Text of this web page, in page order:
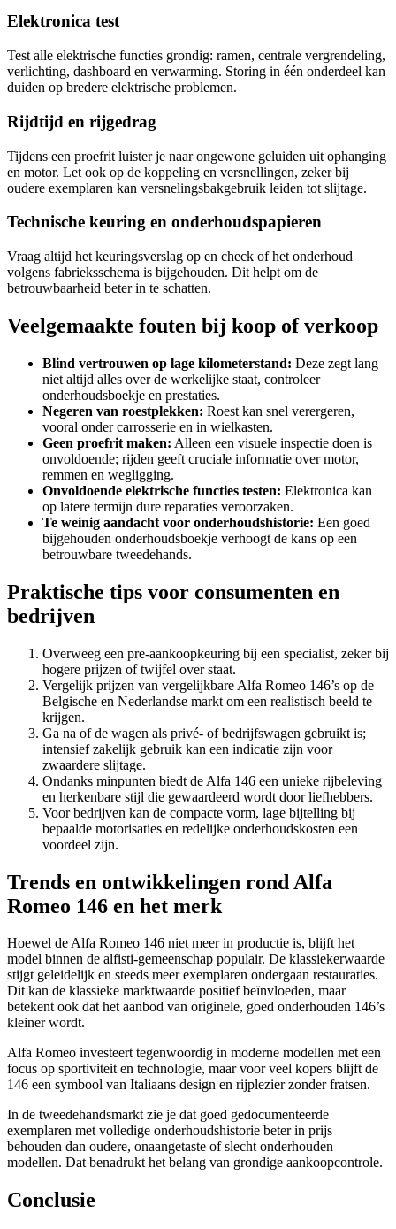
Elektronica test
Test alle elektrische functies grondig: ramen, centrale vergrendeling,
verlichting, dashboard en verwarming. Storing in één onderdeel kan
duiden op bredere elektrische problemen.
Rijdtijd en rijgedrag
Tijdens een proefrit luister je naar ongewone geluiden uit ophanging
en motor. Let ook op de koppeling en versnellingen, zeker bij
oudere exemplaren kan versnelingsbakgebruik leiden tot slijtage.
Technische keuring en onderhoudspapieren
Vraag altijd het keuringsverslag op en check of het onderhoud
volgens fabrieksschema is bijgehouden. Dit helpt om de
betrouwbaarheid beter in te schatten.
Veelgemaakte fouten bij koop of verkoop
Blind vertrouwen op lage kilometerstand: Deze zegt lang
niet altijd alles over de werkelijke staat, controleer
onderhoudsboekje en prestaties.
Negeren van roestplekken: Roest kan snel verergeren,
vooral onder carrosserie en in wielkasten.
Geen proefrit maken: Alleen een visuele inspectie doen is
onvoldoende; rijden geeft cruciale informatie over motor,
remmen en wegligging.
Onvoldoende elektrische functies testen: Elektronica kan
op latere termijn dure reparaties veroorzaken.
Te weinig aandacht voor onderhoudshistorie: Een goed
bijgehouden onderhoudsboekje verhoogt de kans op een
betrouwbare tweedehands.
Praktische tips voor consumenten en
bedrijven
Overweeg een pre-aankoopkeuring bij een specialist, zeker bij
hogere prijzen of twijfel over staat.
Vergelijk prijzen van vergelijkbare Alfa Romeo 146’s op de
Belgische en Nederlandse markt om een realistisch beeld te
krijgen.
Ga na of de wagen als privé- of bedrijfswagen gebruikt is;
intensief zakelijk gebruik kan een indicatie zijn voor
zwaardere slijtage.
Ondanks minpunten biedt de Alfa 146 een unieke rijbeleving
en herkenbare stijl die gewaardeerd wordt door liefhebbers.
Voor bedrijven kan de compacte vorm, lage bijtelling bij
bepaalde motorisaties en redelijke onderhoudskosten een
voordeel zijn.
Trends en ontwikkelingen rond Alfa
Romeo 146 en het merk
Hoewel de Alfa Romeo 146 niet meer in productie is, blijft het
model binnen de alfisti-gemeenschap populair. De klassiekerwaarde
stijgt geleidelijk en steeds meer exemplaren ondergaan restauraties.
Dit kan de klassieke marktwaarde positief beïnvloeden, maar
betekent ook dat het aanbod van originele, goed onderhouden 146’s
kleiner wordt.
Alfa Romeo investeert tegenwoordig in moderne modellen met een
focus op sportiviteit en technologie, maar voor veel kopers blijft de
146 een symbool van Italiaans design en rijplezier zonder fratsen.
In de tweedehandsmarkt zie je dat goed gedocumenteerde
exemplaren met volledige onderhoudshistorie beter in prijs
behouden dan oudere, onaangetaste of slecht onderhouden
modellen. Dat benadrukt het belang van grondige aankoopcontrole.
Conclusie